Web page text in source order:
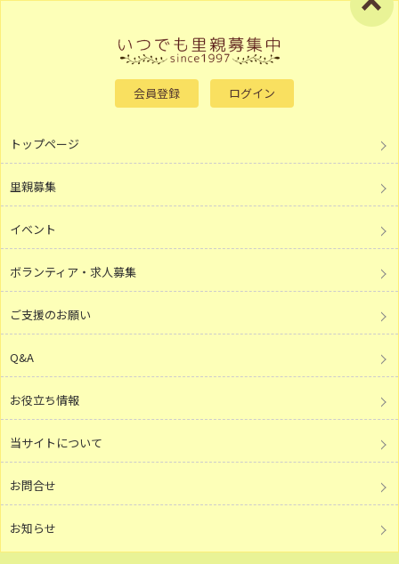
会員登録 ログイン
トップページ
里親募集
イベント
ボランティア・求人募集
ご支援のお願い
Q&A
お役立ち情報
当サイトについて
お問合せ
お知らせ